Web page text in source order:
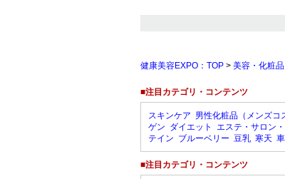
健康美容EXPO：TOP > 美容・化粧品
■注目カテゴリ・コンテンツ
スキンケア 男性化粧品（メンズコ
ゲン ダイエット エステ・サロン
テイン ブルーベリー 豆乳 寒天
■注目カテゴリ・コンテンツ